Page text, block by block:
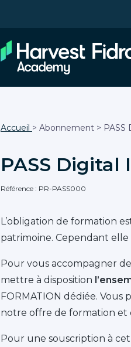
Accueil > Abonnement > PASS
PASS Digital
Référence : PR-PASS000
L’obligation de formation
patrimoine. Cependant
Pour vous accompagner
mettre à disposition
FORMATION dédiée.
notre offre de formation et
Pour une souscription à